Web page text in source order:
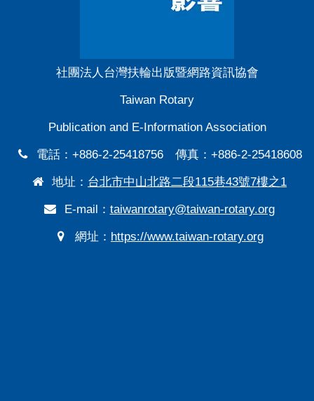
社團法人台灣扶輪出版暨網路資訊協會
Taiwan Rotary
Publication and E-Information Association
電話：+886-2-25418756 傳真：+886-2-25418608
地址： 台北市中山北路二段115巷43號7樓之1
E-mail： taiwanrotary@taiwan-rotary.org
網址： https://www.taiwan-rotary.org